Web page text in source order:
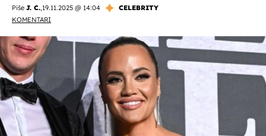
Piše J. C.,19.11.2025 @ 14:04
CELEBRITY
KOMENTARI
OMOGUĆI OBAVIJESTI